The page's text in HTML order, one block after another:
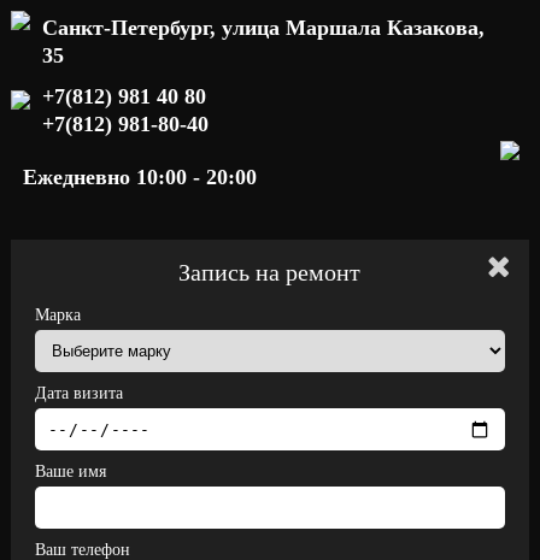
Санкт-Петербург, улица Маршала Казакова,
35
+7(812) 981 40 80
+7(812) 981-80-40
Ежедневно 10:00 - 20:00
Запись на ремонт
Марка
Дата визита
Ваше имя
Ваш телефон